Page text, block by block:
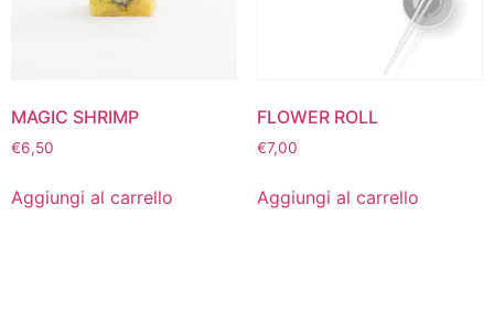
MAGIC SHRIMP
€6,50
Aggiungi al carrello
FLOWER ROLL
€7,00
Aggiungi al carrello